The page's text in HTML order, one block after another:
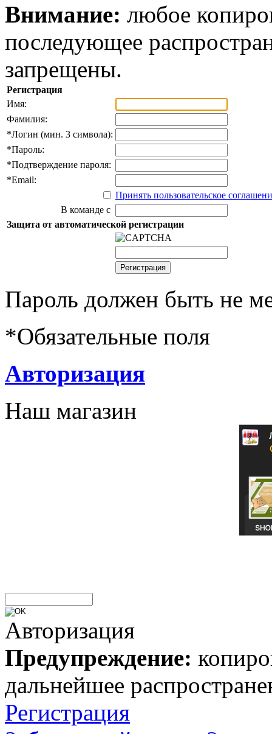
Внимание: любое
последующее
запрещены.
Регистрация
Имя:
Фамилия:
*Логин (мин. 3 символа):
*Пароль:
*Подтверждение пароля:
*Email:
Принять пользовательское
В команде с
Защита от автоматической регистрации
Пароль должен быть не
*Обязательные поля
Авторизация
Наш магазин
Авторизация
Предупреждение:
дальнейшее
Регистрация